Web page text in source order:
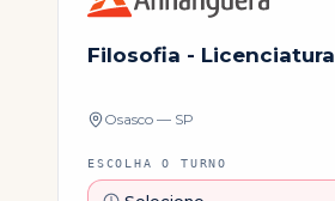
Filosofia - Licenciatura
Osasco — SP
ESCOLHA O TURNO